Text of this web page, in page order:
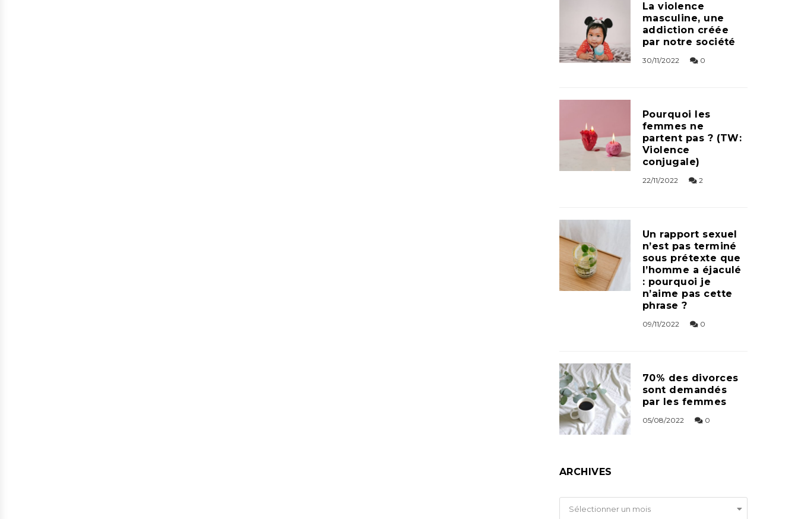
La violence
masculine, une
addiction créée
par notre société
30/11/2022 0
Pourquoi les
femmes ne
partent pas ? (TW:
Violence
conjugale)
22/11/2022 2
Un rapport sexuel
n’est pas terminé
sous prétexte que
l’homme a éjaculé
: pourquoi je
n’aime pas cette
phrase ?
09/11/2022 0
70% des divorces
sont demandés
par les femmes
05/08/2022 0
ARCHIVES
Archives
Sélectionner un mois